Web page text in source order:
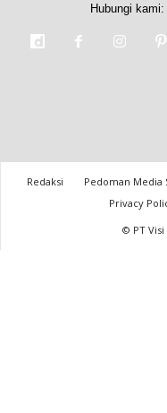
Hubungi kami:
Redaksi Pedoman Media
Privacy
© PT Visi